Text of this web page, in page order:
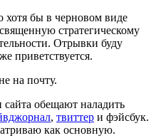
хотя бы в черновом виде
стратегическому
Отрывки буду
приветствуется.
на почту.
сайта обещают наладить
, твиттер и фэйсбук.
как основную.